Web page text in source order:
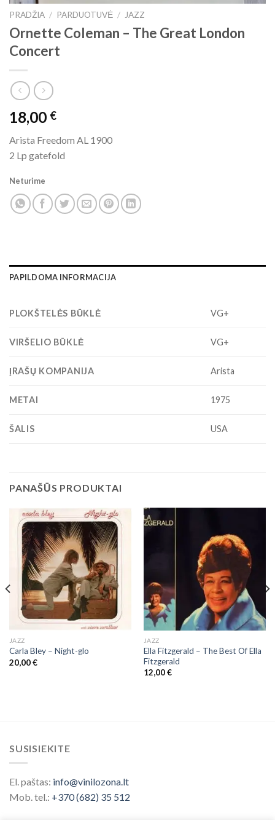
PRADŽIA / PARDUOTUVĖ / JAZZ
Ornette Coleman – The Great London
Concert
18,00 €
Arista Freedom AL 1900
2 Lp gatefold
Neturime
PAPILDOMA INFORMACIJA
PLOKŠTELĖS BŪKLĖ VG+
VIRŠELIO BŪKLĖ VG+
ĮRAŠŲ KOMPANIJA Arista
METAI 1975
ŠALIS USA
PANAŠŪS PRODUKTAI
JAZZ
Carla Bley ‎– Night-glo
20,00€
JAZZ
Ella Fitzgerald ‎– The Best Of Ella
Fitzgerald
12,00€
SUSISIEKITE
El. paštas: info@vinilozona.lt
Mob. tel.: +370 (682) 35 512